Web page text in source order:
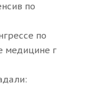
по
по
медицине г